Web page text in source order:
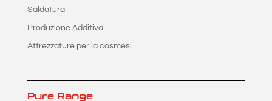
Saldatura
Produzione Additiva
Attrezzature per la cosmesi
Pure Range